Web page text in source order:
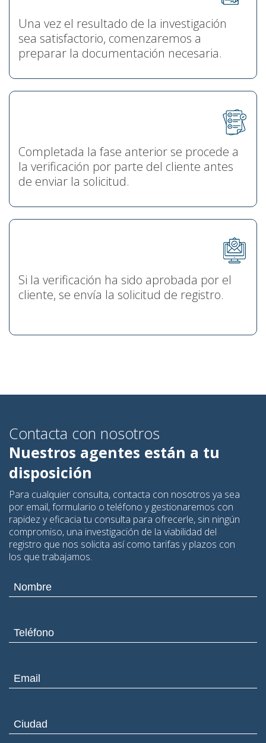
Una vez el resultado de la investigación
sea satisfactorio, comenzaremos a
preparar la documentación necesaria.
Completada la fase anterior se procede a
la verificación por parte del cliente antes
de enviar la solicitud.
Si la verificación ha sido aprobada por el
cliente, se envía la solicitud de registro.
Contacta con nosotros
Nuestros agentes están a tu
disposición
Para cualquier consulta, contacta con nosotros ya sea
por email, formulario o teléfono y gestionaremos con
rapidez y eficacia tu consulta para ofrecerle, sin ningún
compromiso, una investigación de la viabilidad del
registro que nos solicita así como tarifas y plazos con
los que trabajamos.